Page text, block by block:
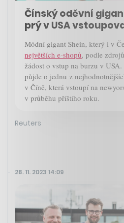
Čínský oděvní
prý v USA
Módní gigant Shein, který i v
největších e-shopů, podle
žádost o vstup na burzu v
půjde o jednu z
v Číně, která vstoupí na
v průběhu příštího roku.
Reuters
28. 11. 2023 14:09